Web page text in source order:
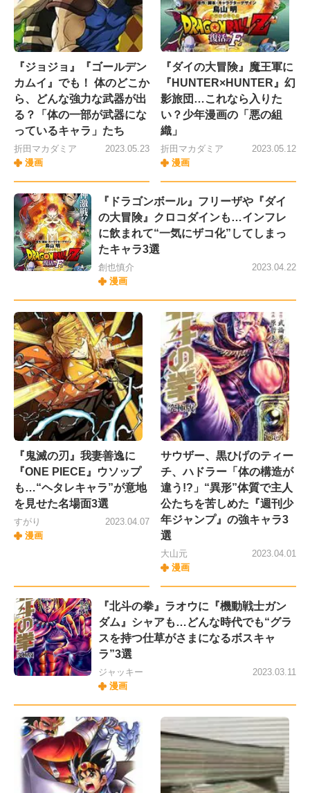
『ジョジョ』『ゴールデン
カムイ』でも！ 体のどこか
ら、どんな強力な武器が出
る？「体の一部が武器にな
っているキャラ」たち
折田マカダミア
漫画
2023.05.23
『ダイの大冒険』魔王軍に
『HUNTER×HUNTER』幻
影旅団…これなら入りた
い？少年漫画の「悪の組
織」
折田マカダミア
漫画
2023.05.12
『ドラゴンボール』フリーザや『ダイ
の大冒険』クロコダインも…インフレ
に飲まれて“一気にザコ化”してしまっ
たキャラ3選
創也慎介
漫画
2023.04.22
『鬼滅の刃』我妻善逸に
『ONE PIECE』ウソップ
も…“ヘタレキャラ”が意地
を見せた名場面3選
すがり
漫画
2023.04.07
サウザー、黒ひげのティー
チ、ハドラー「体の構造が
違う!?」“異形”体質で主人
公たちを苦しめた『週刊少
年ジャンプ』の強キャラ3
選
大山元
漫画
2023.04.01
『北斗の拳』ラオウに『機動戦士ガン
ダム』シャアも…どんな時代でも“グラ
スを持つ仕草がさまになるボスキャ
ラ”3選
ジャッキー
漫画
2023.03.11